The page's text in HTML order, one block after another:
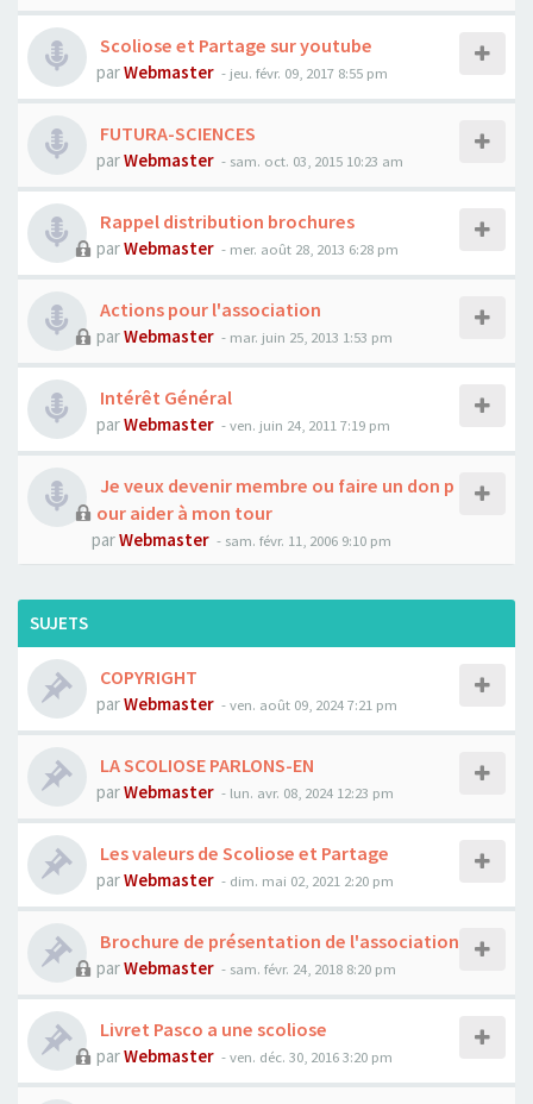
Scoliose et Partage sur youtube
parWebmaster - jeu. févr. 09, 2017 8:55 pm
FUTURA-SCIENCES
parWebmaster - sam. oct. 03, 2015 10:23 am
Rappel distribution brochures
parWebmaster - mer. août 28, 2013 6:28 pm
Actions pour l'association
parWebmaster - mar. juin 25, 2013 1:53 pm
Intérêt Général
parWebmaster - ven. juin 24, 2011 7:19 pm
Je veux devenir membre ou faire un don p
our aider à mon tour
parWebmaster - sam. févr. 11, 2006 9:10 pm
SUJETS
COPYRIGHT
parWebmaster - ven. août 09, 2024 7:21 pm
LA SCOLIOSE PARLONS-EN
parWebmaster - lun. avr. 08, 2024 12:23 pm
Les valeurs de Scoliose et Partage
parWebmaster - dim. mai 02, 2021 2:20 pm
Brochure de présentation de l'association
parWebmaster - sam. févr. 24, 2018 8:20 pm
Livret Pasco a une scoliose
parWebmaster - ven. déc. 30, 2016 3:20 pm